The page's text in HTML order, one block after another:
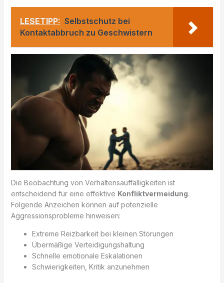
LESETIPP: Selbstschutz bei
Kontaktabbruch zu Geschwistern
Die Beobachtung von Verhaltensauffälligkeiten ist
entscheidend für eine effektive Konfliktvermeidung.
Folgende Anzeichen können auf potenzielle
Aggressionsprobleme hinweisen:
Extreme Reizbarkeit bei kleinen Störungen
Übermäßige Verteidigungshaltung
Schnelle emotionale Eskalationen
Schwierigkeiten, Kritik anzunehmen